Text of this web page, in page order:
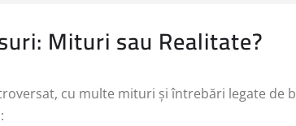
Mituri sau Realitate?
cu multe mituri și întrebări legate de